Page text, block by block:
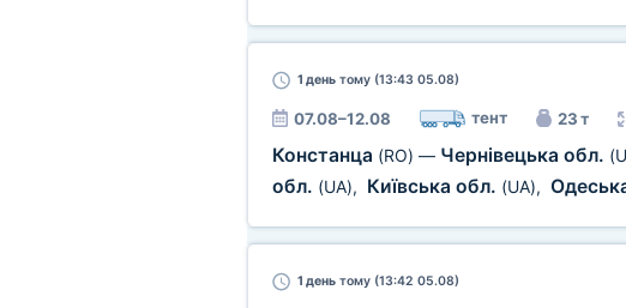
1 деньтому (13:43 05.08)
07.08–12.08 тент 23 т
Констанца (RO) — Чернівецька обл.
обл. (UA), Київська обл. (UA),
1 деньтому (13:42 05.08)